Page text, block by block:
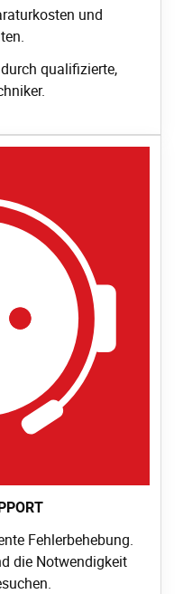
und
qualifizierte,
Fehlerbehebung.
die Notwendigkeit